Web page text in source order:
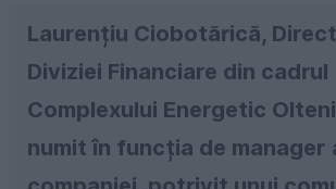
Laurențiu Ciobotărică,
Diviziei Financiare din cadrul
Complexului Energetic
numit în funcția de manager